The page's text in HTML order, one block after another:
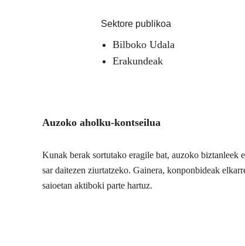
Sektore publikoa
Bilboko Udala
Erakundeak
Auzoko aholku-kontseilua
Kunak berak sortutako eragile bat, auzoko biztanleek
sar daitezen ziurtatzeko. Gainera, konponbideak
saioetan aktiboki parte hartuz.